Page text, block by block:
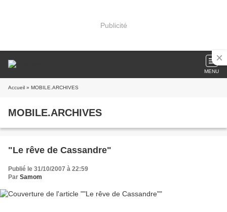
Publicité
MENU
Accueil » MOBILE.ARCHIVES
MOBILE.ARCHIVES
"Le rêve de Cassandre"
Publié le 31/10/2007 à 22:59
Par Samom